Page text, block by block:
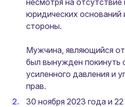
несмотря на отсутствие
юридических оснований
стороны.
Мужчина, являющийся
был вынужден покинуть
усиленного давления и
прав.
30 ноября 2023 года и